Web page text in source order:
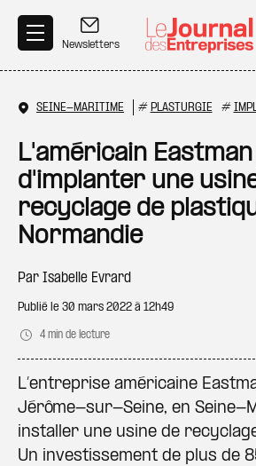
Newsletters
SEINE-MARITIME # PLASTURGIE #
L'américain
d'implanter une
recyclage de
Normandie
Par Isabelle Evrard
Publié le 30 mars 2022 à 12h49
4 min de lecture
L’entreprise américaine
Jérôme-sur-Seine, en Seine-
installer une usine de
Un investissement de plus de